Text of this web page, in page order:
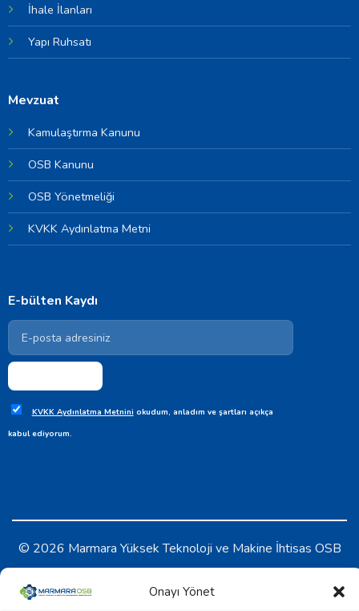
Onayı Yönet
İhale İlanları
Yapı Ruhsatı
Mevzuat
Kamulaştırma Kanunu
OSB Kanunu
OSB Yönetmeliği
KVKK Aydınlatma Metni
E-bülten Kaydı
KVKK Aydınlatma Metnini okudum, anladım ve şartları açıkça
kabul ediyorum.
© 2026 Marmara Yüksek Teknoloji ve Makine İhtisas OSB
KVKK Aydınlatma Metni-Çerez Politikası